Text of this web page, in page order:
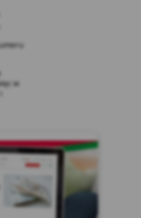
w
dostępne są w
Edge, Mozilla
aplikacji i
są w Serwisie oraz
i
znajdują się w
Kasa
126-128. Na
Stefczyka,
Stefczyka. W celu